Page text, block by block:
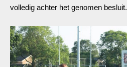
volledig achter het genomen besluit.